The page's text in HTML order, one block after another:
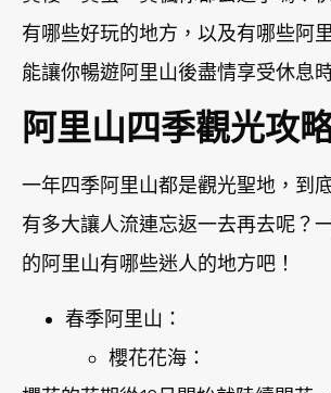
有哪些好玩的地方，以及有哪些阿
能讓你暢遊阿里山後盡情享受休息
阿里山四季觀光攻
一年四季阿里山都是觀光聖地，到
有多大讓人流連忘返一去再去呢？
的阿里山有哪些迷人的地方吧！
春季阿里山：
櫻花花海：